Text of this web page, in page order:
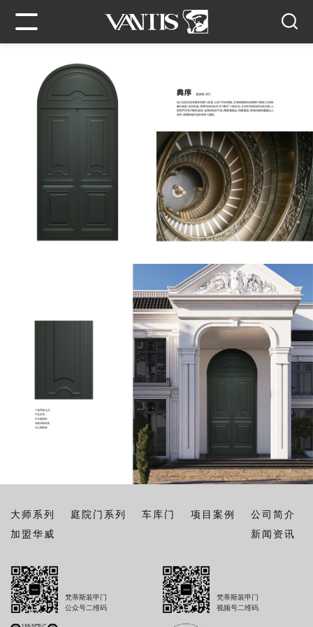
大师系列 庭院门系列 车库门 项目案例
公司简介
加盟华威
新闻资讯
梵蒂斯装甲门
公众号二维码
梵蒂斯装甲门
视频号二维码